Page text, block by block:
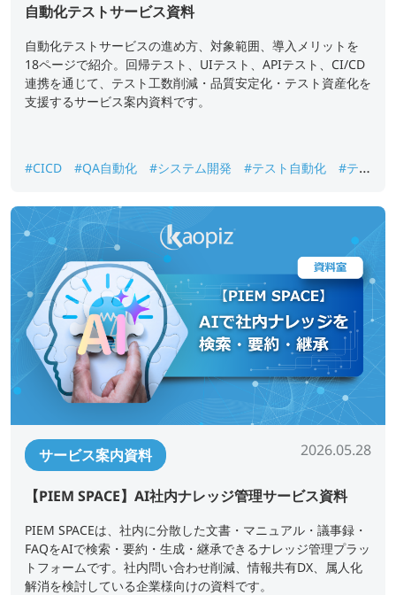
自動化テストサービス資料
自動化テストサービスの進め方、対象範囲、導入メリットを
18ページで紹介。回帰テスト、UIテスト、APIテスト、CI/CD
連携を通じて、テスト工数削減・品質安定化・テスト資産化を
支援するサービス案内資料です。
#CICD #QA自動化 #システム開発 #テスト自動化
#テス
サービス案内資料 2026.05.28
【PIEM SPACE】AI社内ナレッジ管理サービス資料
PIEM SPACEは、社内に分散した文書・マニュアル・議事録・
FAQをAIで検索・要約・生成・継承できるナレッジ管理プラッ
トフォームです。社内問い合わせ削減、情報共有DX、属人化
解消を検討している企業様向けの資料です。